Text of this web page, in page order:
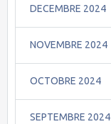
DECEMBRE 2024
NOVEMBRE 2024
OCTOBRE 2024
SEPTEMBRE 2024